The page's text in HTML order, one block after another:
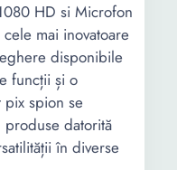
HD si Microfon
mai inovatoare
disponibile
funcții și o
pix spion se
datorită
în diverse